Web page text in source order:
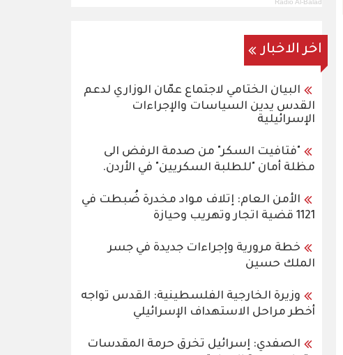
اخر الاخبار
البيان الختامي لاجتماع عمّان الوزاري لدعم
القدس يدين السياسات والإجراءات
الإسرائيلية
"فتافيت السكر" من صدمة الرفض الى
مظلة أمان "للطلبة السكريين" في الأردن.
الأمن العام: إتلاف مواد مخدرة ضُبطت في
1121 قضية اتجار وتهريب وحيازة
خطة مرورية وإجراءات جديدة في جسر
الملك حسين
وزيرة الخارجية الفلسطينية: القدس تواجه
أخطر مراحل الاستهداف الإسرائيلي
الصفدي: إسرائيل تخرق حرمة المقدسات